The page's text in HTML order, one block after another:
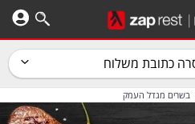
כתובת משלוח
בשרים מגדל העמק